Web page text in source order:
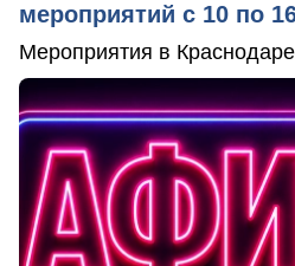
мероприятий с 10 по
Мероприятия в